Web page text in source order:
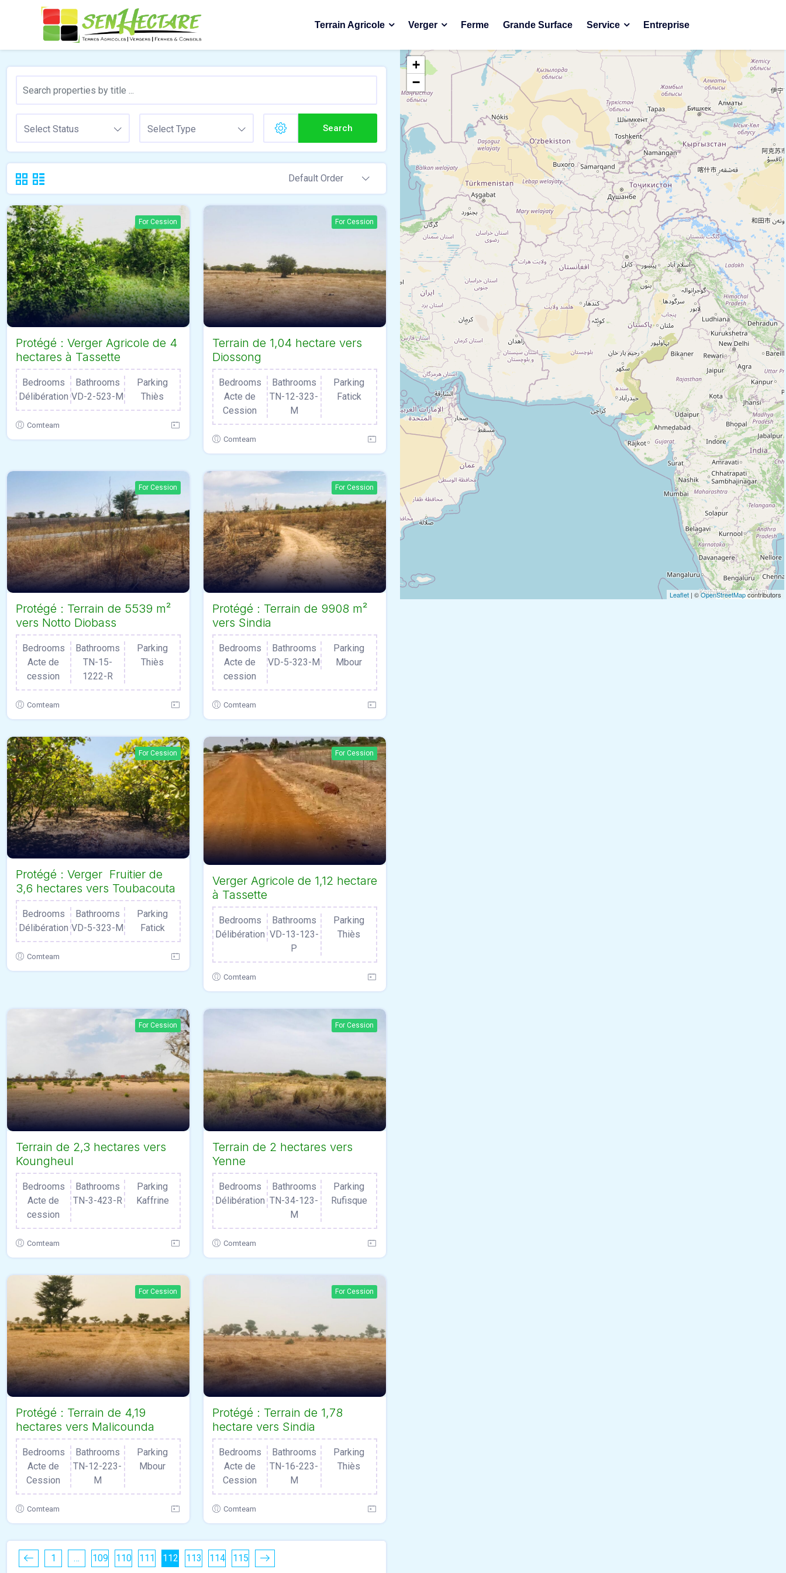
Terrain Agricole Verger Ferme Grande Surface Service Entreprise
Select Status Select Type Search
Default Order
For Cession
Protégé : Verger Agricole de 4
hectares à Tassette
Bedrooms
Délibération
Bathrooms
VD-2-523-M
Parking
Thiès
Comteam
For Cession
Terrain de 1,04 hectare vers
Diossong
Bedrooms
Acte de
Cession
Bathrooms
TN-12-323-
M
Parking
Fatick
Comteam
For Cession
Protégé : Terrain de 5539 m²
vers Notto Diobass
Bedrooms
Acte de
cession
Bathrooms
TN-15-
1222-R
Parking
Thiès
Comteam
For Cession
Protégé : Terrain de 9908 m²
vers Sindia
Bedrooms
Acte de
cession
Bathrooms
VD-5-323-M
Parking
Mbour
Comteam
For Cession
Protégé : Verger Fruitier de
3,6 hectares vers Toubacouta
Bedrooms
Délibération
Bathrooms
VD-5-323-M
Parking
Fatick
Comteam
For Cession
Verger Agricole de 1,12 hectare
à Tassette
Bedrooms
Délibération
Bathrooms
VD-13-123-
P
Parking
Thiès
Comteam
For Cession
Terrain de 2,3 hectares vers
Koungheul
Bedrooms
Acte de
cession
Bathrooms
TN-3-423-R
Parking
Kaffrine
Comteam
For Cession
Terrain de 2 hectares vers
Yenne
Bedrooms
Délibération
Bathrooms
TN-34-123-
M
Parking
Rufisque
Comteam
For Cession
Protégé : Terrain de 4,19
hectares vers Malicounda
Bedrooms
Acte de
Cession
Bathrooms
TN-12-223-
M
Parking
Mbour
Comteam
For Cession
Protégé : Terrain de 1,78
hectare vers Sindia
Bedrooms
Acte de
Cession
Bathrooms
TN-16-223-
M
Parking
Thiès
Comteam
1 … 109 110 111 112 113 114 115
+
−
Leaflet | ©OpenStreetMapcontributors